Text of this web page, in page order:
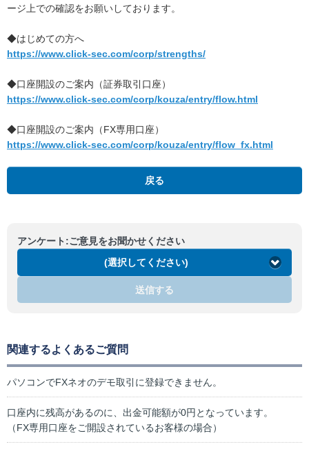
ージ上での確認をお願いしております。
◆はじめての方へ
https://www.click-sec.com/corp/strengths/
◆口座開設のご案内（証券取引口座）
https://www.click-sec.com/corp/kouza/entry/flow.html
◆口座開設のご案内（FX専用口座）
https://www.click-sec.com/corp/kouza/entry/flow_fx.html
戻る
アンケート:ご意見をお聞かせください
(選択してください)
送信する
関連するよくあるご質問
パソコンでFXネオのデモ取引に登録できません。
口座内に残高があるのに、出金可能額が0円となっています。
（FX専用口座をご開設されているお客様の場合）